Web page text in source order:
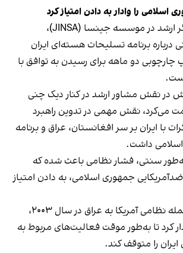
را وادار به دادن امتیاز کرد
جان هانا، پژوهش‌گر ارشد در موسسه جینسا (JINSA)،
برنامه تسلیحات هسته‌ای ایران
دو ماهه برای رسیدن به توافق با
در نقش مشاور ارشد در کنار دیک چنی
می‌کرد، نقش مهمی در تدوین راهبرد
با ایران بر سر افغانستان، عراق و برنامه
داشت.
سنتی، فشار نظامی باعث شده که
جمهوری اسلامی، به دادن امتیاز
این رسانه نوشت حمله نظامی آمریکا به عراق در سال ۲۰۰۳،
کرد تا به‌طور موقت فعالیت‌های مربوط به
را متوقف کند.